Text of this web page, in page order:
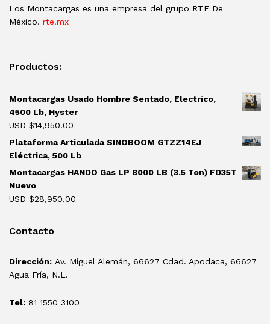
Los Montacargas es una empresa del grupo RTE De
México. rte.mx
Productos:
Montacargas Usado Hombre Sentado, Electrico,
4500 Lb, Hyster
USD $14,950.00
Plataforma Articulada SINOBOOM GTZZ14EJ
Eléctrica, 500 Lb
Montacargas HANDO Gas LP 8000 LB (3.5 Ton) FD35T
Nuevo
USD $28,950.00
Contacto
Dirección: Av. Miguel Alemán, 66627 Cdad. Apodaca, 66627
Agua Fría, N.L.
Tel: 81 1550 3100